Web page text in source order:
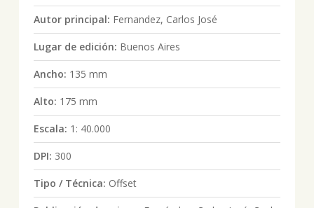
Autor principal: Fernandez, Carlos José
Lugar de edición: Buenos Aires
Ancho: 135 mm
Alto: 175 mm
Escala: 1: 40.000
DPI: 300
Tipo / Técnica: Offset